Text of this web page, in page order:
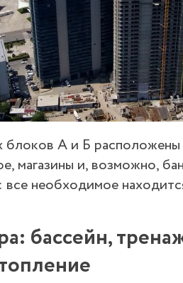
блоков А и Б расположены
магазины и, возможно,
необходимое
бассейн,